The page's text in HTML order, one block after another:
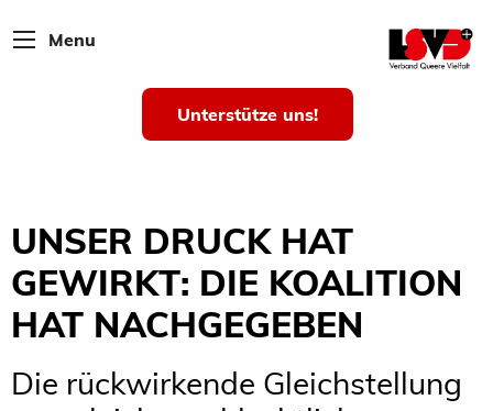
Menu
Unterstütze uns!
UNSER DRUCK HAT
GEWIRKT: DIE KOALITION
HAT NACHGEGEBEN
Die rückwirkende Gleichstellung